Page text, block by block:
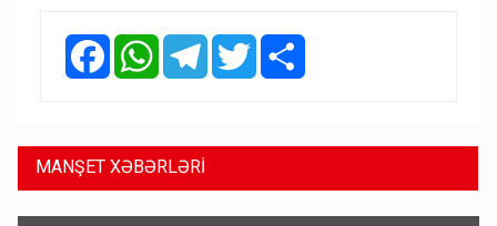
FacebookWhatsAppTelegramTwitter
MANŞET XƏBƏRLƏRİ